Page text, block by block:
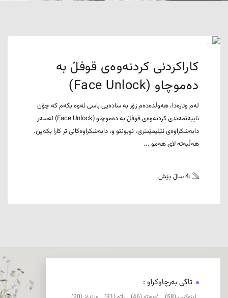
کاراکردنی کردنەوەی قوفڵ بە
دەموچاو (Face Unlock)
لەم وتارەدا، هەوڵدەدەم زۆر بە سادەیی باسی ئەوە بکەم کە چۆن
تایبەتمەندی کردنەوەی قوفڵ بە دەموچاو (Face Unlock) لەسەر
دابەشکراوەی ئێلیمێنتری، ئوبونتو و، دابەشکراوەکانی تر کارا بکەین.
هەڵبەتە لای هەمو ...
:4 ساڵ پێش
تاگی بەرچاوکراو :